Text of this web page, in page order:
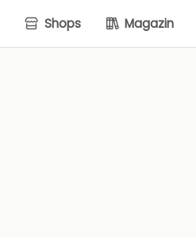
Shops Magazin